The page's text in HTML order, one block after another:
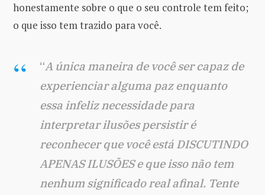
honestamente sobre o que o seu controle tem feito;
o que isso tem trazido para você.
“A única maneira de você ser capaz de
experienciar alguma paz enquanto
essa infeliz necessidade para
interpretar ilusões persistir é
reconhecer que você está DISCUTINDO
APENAS ILUSÕES e que isso não tem
nenhum significado real afinal. Tente